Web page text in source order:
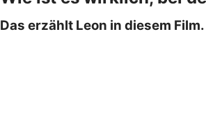
Das erzählt Leon in diesem Film.